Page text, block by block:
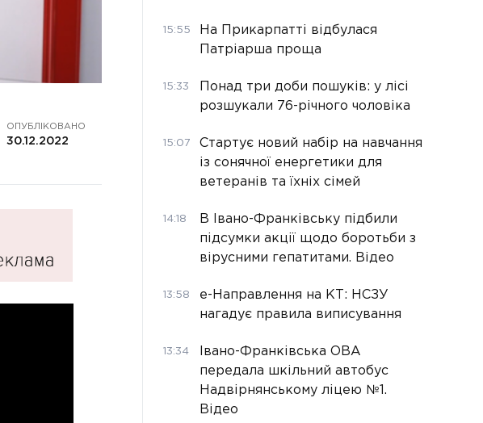
ОПУБЛІКОВАНО
30.12.2022
15:55
На Прикарпатті відбулася
Патріарша проща
15:33
Понад три доби пошуків: у лісі
розшукали 76-річного чоловіка
15:07
Стартує новий набір на навчання
із сонячної енергетики для
ветеранів та їхніх сімей
14:18
В Івано-Франківську підбили
підсумки акції щодо боротьби з
вірусними гепатитами. Відео
13:58
е-Направлення на КТ: НСЗУ
нагадує правила виписування
13:34
Івано-Франківська ОВА
передала шкільний автобус
Надвірнянському ліцею №1.
Відео